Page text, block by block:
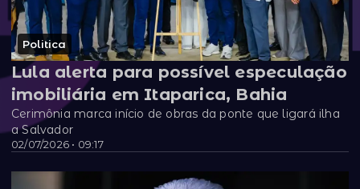
Politica
02/07/2026 • 09:17
Lula alerta para possível especulação
imobiliária em Itaparica, Bahia
Cerimônia marca início de obras da ponte que ligará ilha
a Salvador